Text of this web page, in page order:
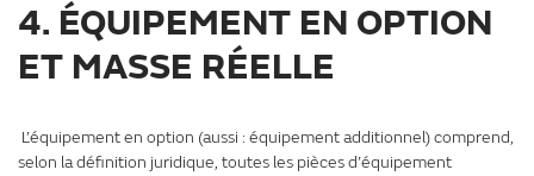
4. ÉQUIPEMENT EN OPTION
ET MASSE RÉELLE
L’équipement en option (aussi : équipement additionnel) comprend,
selon la définition juridique, toutes les pièces d’équipement